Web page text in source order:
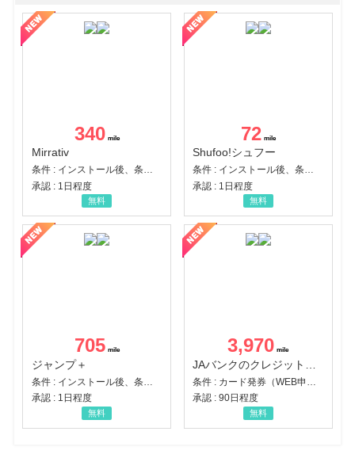
340
Mirrativ
条件 : インストール後、条件達成
承認 : 1日程度
無料
72
Shufoo!シュフー
条件 : インストール後、条件達成
承認 : 1日程度
無料
705
ジャンプ＋
承認 : 1日程度
無料
3,970
承認 : 90日程度
無料